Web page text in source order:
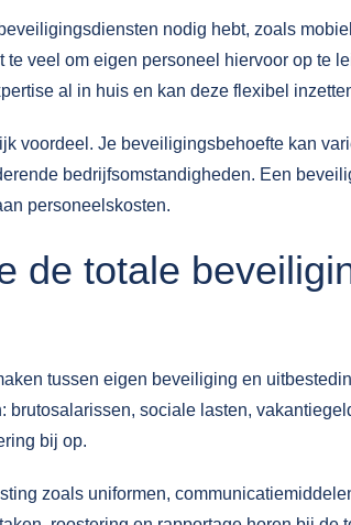
nodig hebt, zoals
te veel om eigen personeel hiervoor op te
al in huis en kan deze flexibel
voordeel. Je beveiligingsbehoefte kan
bedrijfsomstandigheden. Een
personeelskosten.
de totale
tussen eigen beveiliging en
brutosalarissen, sociale lasten,
bij op.
zoals uniformen,